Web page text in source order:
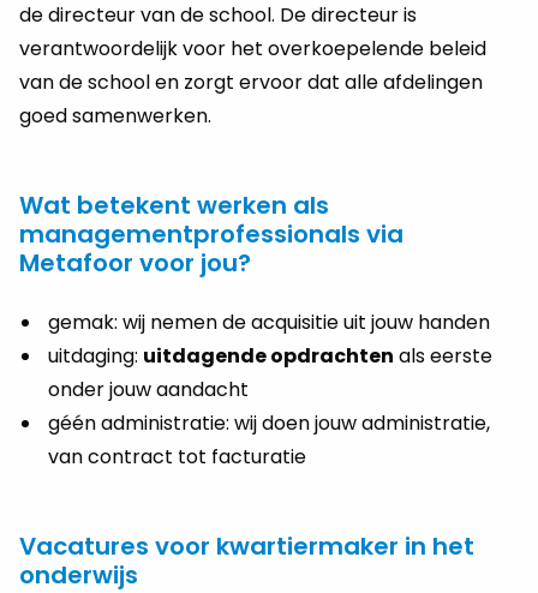
de directeur van de school. De directeur is
verantwoordelijk voor het overkoepelende beleid
van de school en zorgt ervoor dat alle afdelingen
goed samenwerken.
Wat betekent werken als
managementprofessionals via
Metafoor voor jou?
gemak: wij nemen de acquisitie uit jouw handen
uitdaging: uitdagende opdrachten als eerste
onder jouw aandacht
géén administratie: wij doen jouw administratie,
van contract tot facturatie
Vacatures voor kwartiermaker in het
onderwijs